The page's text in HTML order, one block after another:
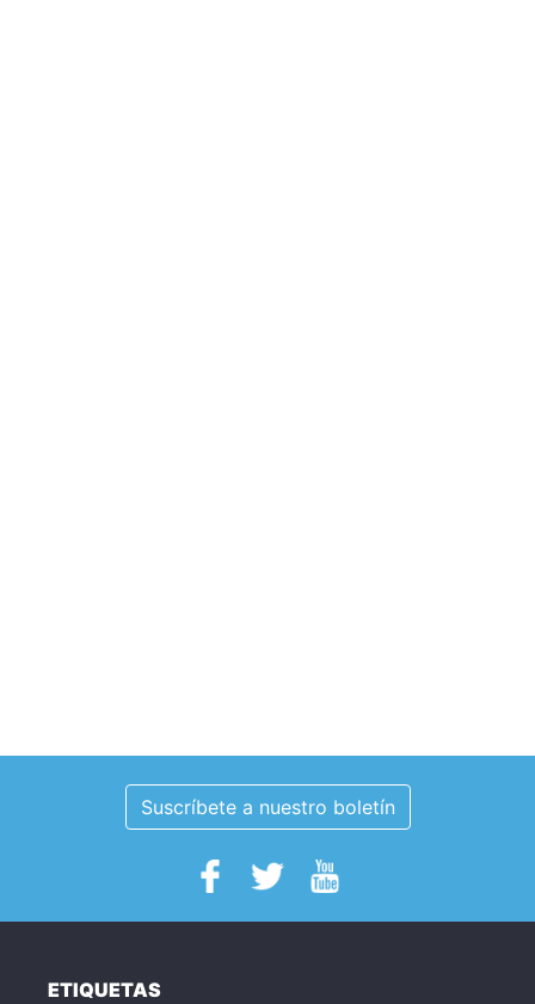
Suscríbete a nuestro boletín
ETIQUETAS